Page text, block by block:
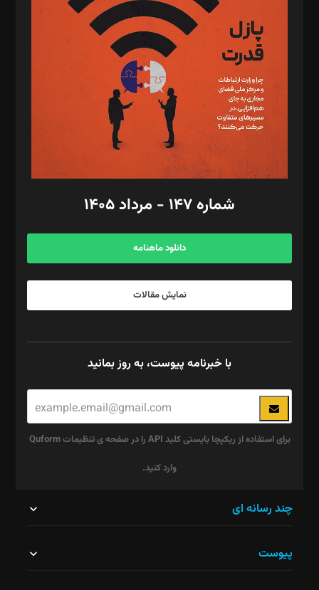
تحریریه‌: مجتبی محمود‌ی، آرش برهمند، یسنا امان‌پور، سروش کرمیان،
مصطفی مسجدی آرانی، ابوالفضل رجبی، زهرا فکرانه، فائزه فتحی
رستمی،مصطفی باستان
ویرایش: نگار استاد‌‌آقا
طراح یونیفرم: مجید توکلی
فیلمبرداری و عکاسی: امیر شفیعی، مانی لطفی زاده
گرافیک و صفحه‌آرایی: سید‌سبحان‌علی ثابت
مد‌یر توسعه تجاری: کامبیز برید‌
امور مالی: شاپور رهبری، محمد‌ کاظمی‌نیا
آگهی و مشترکین: ۰۹۱۹۹۹۹۰۴۵۴
شماره ۱۴۷ - مرداد ۱۴۰۵
دانلود ماهنامه
نمایش مقالات
با خبرنامه پیوست، به روز بمانید
برای استفاده از ریکپچا بایستی کلید API را در صفحه ی تنظیمات Quform
وارد کنید.
نباید
چند رسانه ای
پیوست